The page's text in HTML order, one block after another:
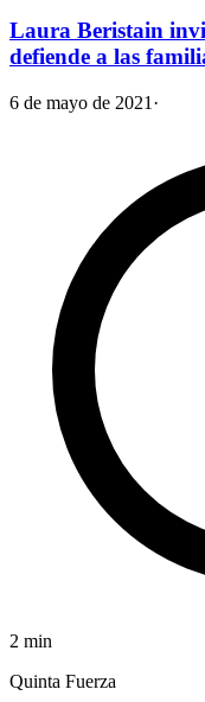
Laura Beristain
defiende a las
6 de mayo de 2021 ·
2 min
Quinta Fuerza